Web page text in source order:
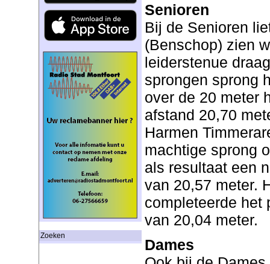
Zoeken
Senioren
Bij de Senioren
(Benschop) zien
leiderstenue
sprongen sprong
over de 20 meter
afstand 20,70
Harmen
machtige sprong
als resultaat een
van 20,57 meter.
completeerde het
van 20,04 meter.
Dames